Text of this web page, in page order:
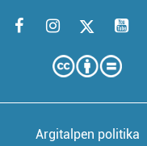
Argitalpen politika